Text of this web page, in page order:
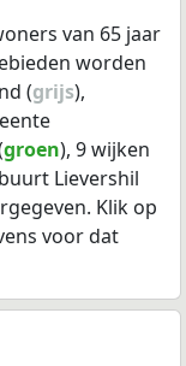
van 65 jaar
worden
(grijs),
groen), 9 wijken
Lievershil
Klik op
voor dat